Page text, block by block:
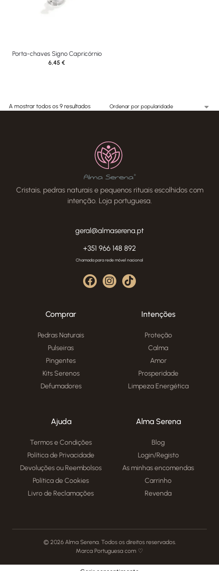
Porta-chaves Signo Capricórnio
6,45 €
A mostrar todos os 9 resultados
Cristais, pedras naturais e pequenos rituais escolhidos com
intenção. Loja portuguesa.
geral@almaserena.pt
+351 966 148 892
Chamada para rede móvel nacional
Comprar
Pedras Naturais
Pulseiras
Pingentes
Kits Serenos
Defumadores
Intenções
Proteção
Calma
Amor
Prosperidade
Limpeza Energética
Ajuda
Termos e Condições
Política de Privacidade
Devoluções ou Reembolsos
Política de Cookies
Livro de Reclamações
Alma Serena
Blog
Login/Registo
As minhas encomendas
Carrinho
Revenda
© 2026 Alma Serena. Todos os direitos reservados.
Marca Portuguesa com ♡